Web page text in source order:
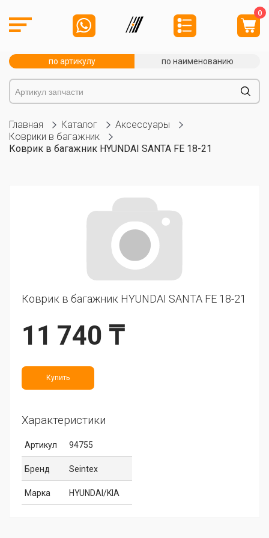
0
по артикулу по наименованию
Главная Каталог
Аксессуары
Коврики в багажник
Коврик в багажник HYUNDAI SANTA FE 18-21
Коврик в багажник HYUNDAI SANTA FE 18-21
11 740 ₸
Купить
Характеристики
Артикул 94755
Бренд Seintex
Марка HYUNDAI/KIA